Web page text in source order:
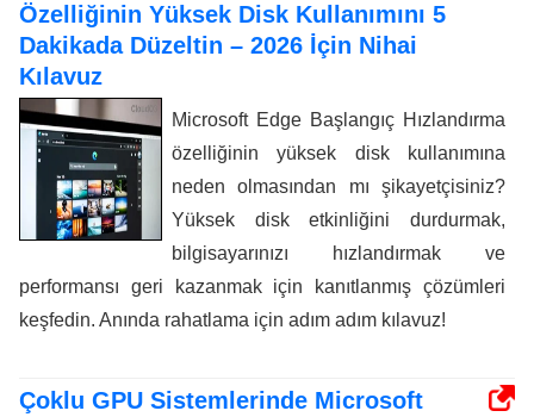
Özelliğinin Yüksek Disk Kullanımını 5
Dakikada Düzeltin – 2026 İçin Nihai
Kılavuz
Microsoft Edge Başlangıç ​​Hızlandırma
özelliğinin yüksek disk kullanımına
neden olmasından mı şikayetçisiniz?
Yüksek disk etkinliğini durdurmak,
bilgisayarınızı hızlandırmak ve
performansı geri kazanmak için kanıtlanmış çözümleri
keşfedin. Anında rahatlama için adım adım kılavuz!
Çoklu GPU Sistemlerinde Microsoft